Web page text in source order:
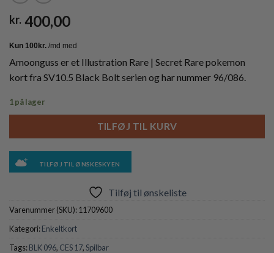
kr. 400,00
Amoonguss er et Illustration Rare | Secret Rare pokemon
kort fra SV10.5 Black Bolt serien og har nummer 96/086.
1 på lager
TILFØJ TIL KURV
TILFØJ TIL ØNSKESKYEN
Tilføj til ønskeliste
Varenummer (SKU):11709600
Kategori:Enkeltkort
Tags:BLK 096, CES 17,Spilbar